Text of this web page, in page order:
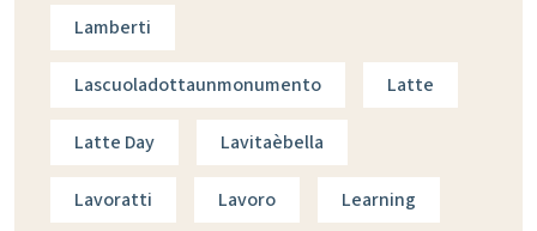
Lamberti
Lascuoladottaunmonumento Latte
Latte Day Lavitaèbella
Lavoratti Lavoro Learning